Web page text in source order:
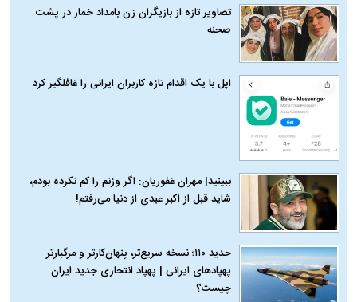
تصاویر تازه از بازیگران زن بامداد خمار در پشت
صحنه
اپل با یک اقدام تازه کاربران ایرانی را غافلگیر کرد
ببینید| مهران غفوریان: اگر وزنم را کم نکرده بودم،
شاید قبل از اکبر عبدی از دنیا می‌رفتم!
حدید ۱۱۰؛ نسخه سریع‌تر، پنهان‌کارتر و مرگبارتر
پهپادهای ایرانی | پهپاد انتحاری جدید ایران
چیست؟